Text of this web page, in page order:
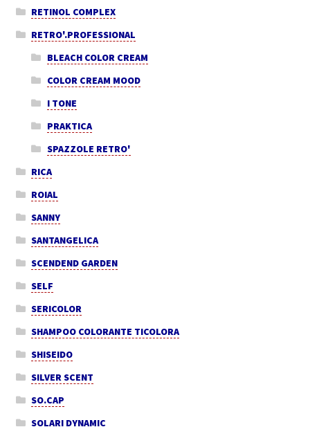
RETINOL COMPLEX
RETRO'.PROFESSIONAL
BLEACH COLOR CREAM
COLOR CREAM MOOD
I TONE
PRAKTICA
SPAZZOLE RETRO'
RICA
ROIAL
SANNY
SANTANGELICA
SCENDEND GARDEN
SELF
SERICOLOR
SHAMPOO COLORANTE TICOLORA
SHISEIDO
SILVER SCENT
SO.CAP
SOLARI DYNAMIC